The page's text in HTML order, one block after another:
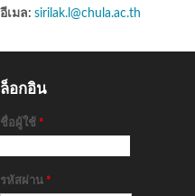
อีเมล: sirilak.l@chula.ac.th
ล็อกอิน
ชื่อผู้ใช้ *
รหัสผ่าน *